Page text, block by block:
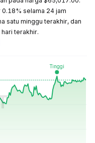
selama 24 jam
satu minggu terakhir, dan
terakhir.